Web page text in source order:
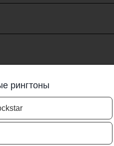
рингтоны